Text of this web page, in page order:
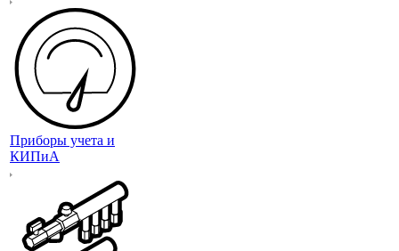
Приборы учета и
КИПиА